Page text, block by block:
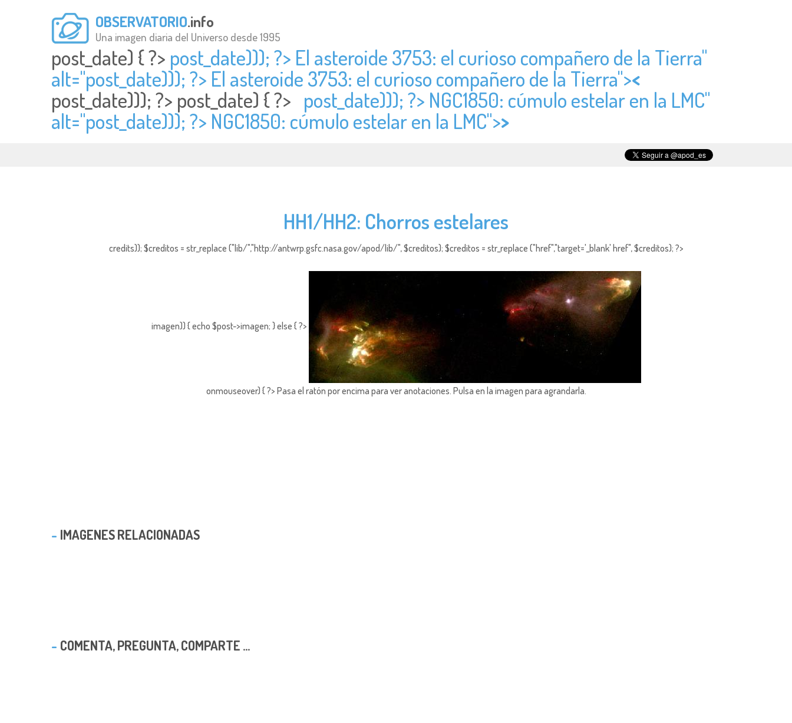
OBSERVATORIO.info
Una imagen diaria del Universo desde 1995
post_date) { ?> post_date))); ?> El asteroide 3753: el curioso compañero de la Tierra"
alt="post_date))); ?> El asteroide 3753: el curioso compañero de la Tierra"><
post_date))); ?> post_date) { ?> post_date))); ?> NGC1850: cúmulo estelar en la LMC"
alt="post_date))); ?> NGC1850: cúmulo estelar en la LMC">>
HH1/HH2: Chorros estelares
credits)); $creditos = str_replace ("lib/","http://antwrp.gsfc.nasa.gov/apod/lib/", $creditos); $creditos = str_replace ("href","target='_blank' href", $creditos); ?>
imagen)) { echo $post->imagen; } else { ?>
onmouseover) { ?> Pasa el ratón por encima para ver anotaciones. Pulsa en la imagen para agrandarla.
IMAGENES RELACIONADAS
COMENTA, PREGUNTA, COMPARTE ...